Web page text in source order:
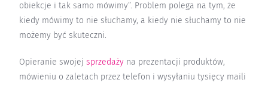
obiekcje i tak samo mówimy”. Problem polega na tym, że
kiedy mówimy to nie słuchamy, a kiedy nie słuchamy to nie
możemy być skuteczni.
Opieranie swojejsprzedaży na prezentacji produktów,
mówieniu o zaletach przez telefon i wysyłaniu tysięcy maili